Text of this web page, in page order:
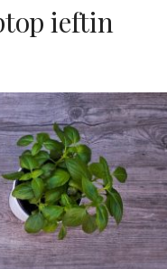
ieftin